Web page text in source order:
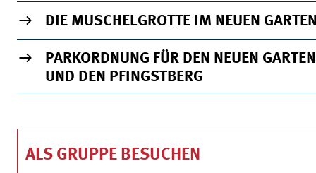
WICHTIGE INFORMATIONEN
DIE MUSCHELGROTTE IM NEUEN
PARKORDNUNG FÜR DEN NEUEN GARTEN
UND DEN PFINGSTBERG
ALS GRUPPE BESUCHEN